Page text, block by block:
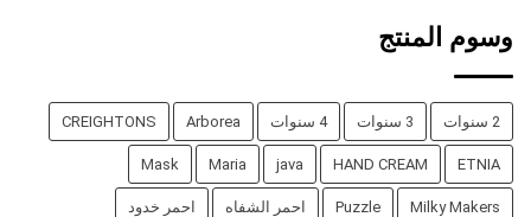
وسوم المنتج
2 سنوات 3 سنوات 4 سنوات Arborea
CREIGHTONS
ETNIA
HAND CREAM
java
Maria
Mask
Milky Makers
Puzzle احمر الشفاه احمر خدود